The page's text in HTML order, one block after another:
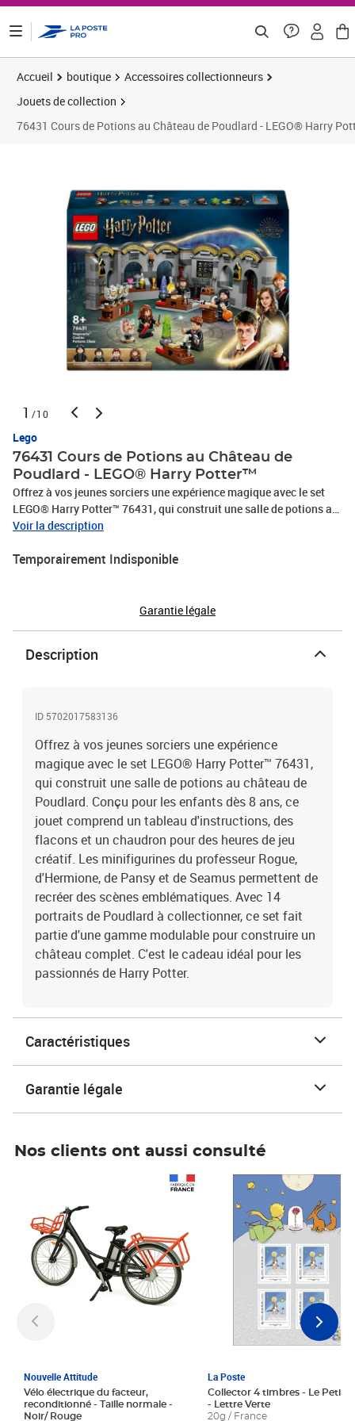
Accueil boutique
Accessoires collectionneurs
Jouets de collection
76431 Cours de Potions au Château de Poudlard - LEGO® Harry
1 /10
Lego
76431 Cours de Potions au Château de
Poudlard - LEGO® Harry Potter™
Offrez à vos jeunes sorciers une expérience magique avec le set
LEGO® Harry Potter™ 76431, qui construit une salle de potions au
château de Poudlard. Conçu pour les enfants dès 8 ans, ce jouet
pour des heures de jeu créatif. Les minifigurines du professeur
collectionner, ce set fait partie d'une gamme modulable pour
Voir la description
Temporairement Indisponible
Garantie légale
Description
ID 5702017583136
Offrez à vos jeunes sorciers une expérience
magique avec le set LEGO® Harry Potter™ 76431,
qui construit une salle de potions au château de
Poudlard. Conçu pour les enfants dès 8 ans, ce
jouet comprend un tableau d'instructions, des
flacons et un chaudron pour des heures de jeu
créatif. Les minifigurines du professeur Rogue,
d'Hermione, de Pansy et de Seamus permettent de
recréer des scènes emblématiques. Avec 14
portraits de Poudlard à collectionner, ce set fait
partie d'une gamme modulable pour construire un
château complet. C'est le cadeau idéal pour les
passionnés de Harry Potter.
Caractéristiques
Garantie légale
Nos clients ont aussi consulté
Nouvelle Attitude
Vélo électrique du facteur,
reconditionné - Taille normale -
Noir/ Rouge
La Poste
Collector 4 timbres - Le Petit
- Lettre Verte
20g / France
Prix 6,25€ HT